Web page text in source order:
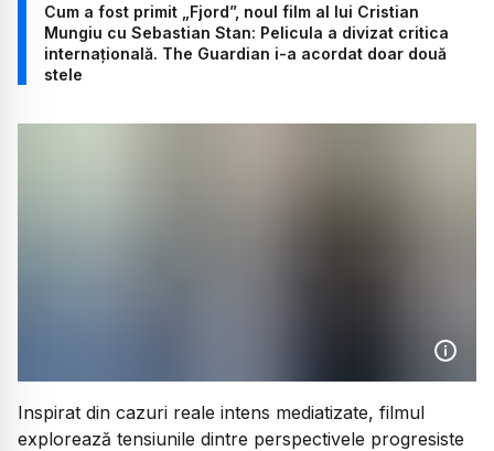
Cum a fost primit „Fjord”, noul film al lui Cristian
Mungiu cu Sebastian Stan: Pelicula a divizat critica
internațională. The Guardian i-a acordat doar două
stele
Inspirat din cazuri reale intens mediatizate, filmul
explorează tensiunile dintre perspectivele progresiste